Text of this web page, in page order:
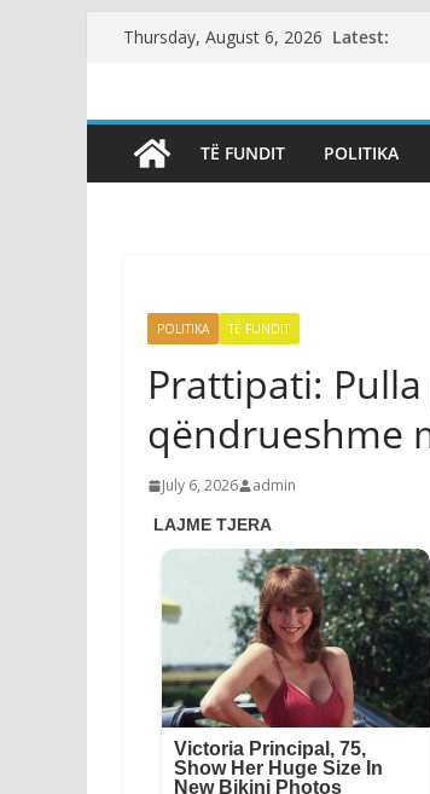
Thursday, August 6, 2026 Latest:
TË FUNDIT POLITIKA
POLITIKA TË FUNDIT
Prattipati:
qëndrueshme
July 6, 2026 admin